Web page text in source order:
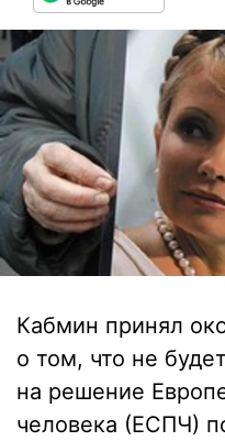
Кабмин принял
о том, что не
на решение
человека (ЕСПЧ)